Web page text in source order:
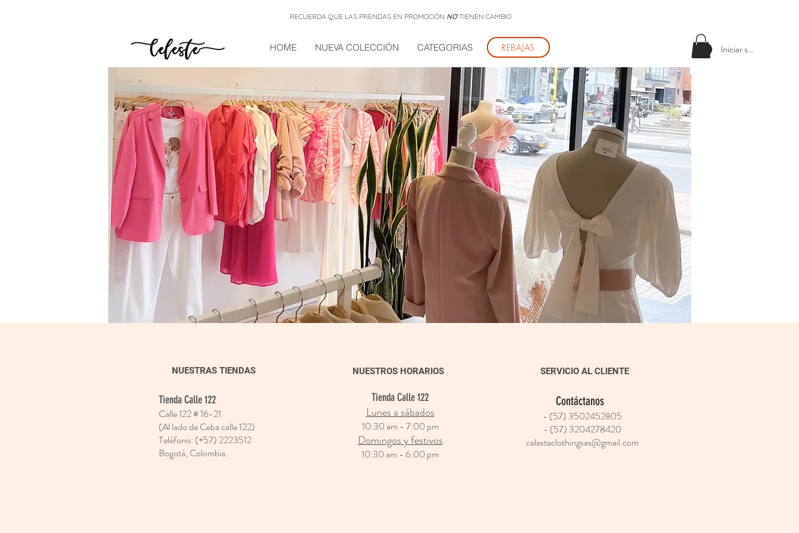
RECUERDA QUE LAS PRENDAS EN PROMOCIÓN NOTIENEN CAMBIO
HOME NUEVA COLECCIÓN CATEGORIAS REBAJAS
REBAJAS Iniciar sesión
NUESTRAS TIENDAS
Tienda Calle 122
Calle 122 # 16-21
(Al lado de Ceba calle 122)
Teléfono: (+57) 2223512
Bogotá, Colombia.
NUESTROS HORARIOS
Tienda Calle 122
Lunes a sábados
10:30 am - 7:00 pm
Domingos y festivos
10:30 am - 6:00 pm
SERVICIO AL CLIENTE
Contáctanos
- (57) 3502452805
- (57) 3204278420
celesteclothingsas@gmail.com